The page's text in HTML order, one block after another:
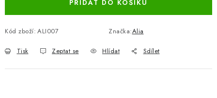
PŘIDAT DO KOŠÍKU
Kód zboží: ALI007 Značka:Alia
Tisk Zeptat se Hlídat Sdílet